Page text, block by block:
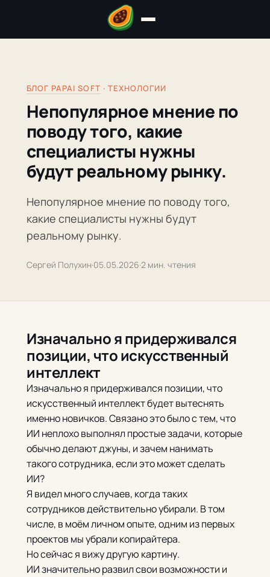
БЛОГ PAPAI SOFT · ТЕХНОЛОГИИ
Непопулярное мнение по
поводу того, какие
специалисты нужны
будут реальному рынку.
Непопулярное мнение по поводу того,
какие специалисты нужны будут
реальному рынку.
Сергей Полухин·05.05.2026·2 мин. чтения
Изначально я придерживался
позиции, что искусственный
интеллект
Изначально я придерживался позиции, что
искусственный интеллект будет вытеснять
именно новичков. Связано это было с тем, что
ИИ неплохо выполнял простые задачи, которые
обычно делают джуны, и зачем нанимать
такого сотрудника, если это может сделать
ИИ?
Я видел много случаев, когда таких
сотрудников действительно убирали. В том
числе, в моём личном опыте, одним из первых
проектов мы убрали копирайтера.
Но сейчас я вижу другую картину.
ИИ значительно развил свои возможности и